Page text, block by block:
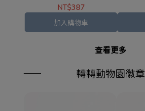
NT$387
加入購物車
查看更多
轉轉動物園徽章